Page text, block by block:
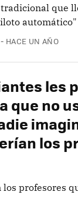
que
automático"
HACE UN AÑO
les
que no
los
los profesores